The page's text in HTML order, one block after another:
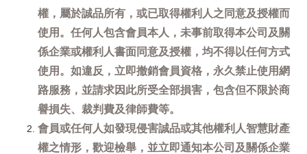
權，屬於誠品所有，或已取得權利人之同意及授權而
使用。任何人包含會員本人，未事前取得本公司及關
係企業或權利人書面同意及授權，均不得以任何方式
使用。如違反，立即撤銷會員資格，永久禁止使用網
路服務，並請求因此所受全部損害，包含但不限於商
譽損失、裁判費及律師費等。
會員或任何人如發現侵害誠品或其他權利人智慧財產
權之情形，歡迎檢舉，並立即通知本公司及關係企業